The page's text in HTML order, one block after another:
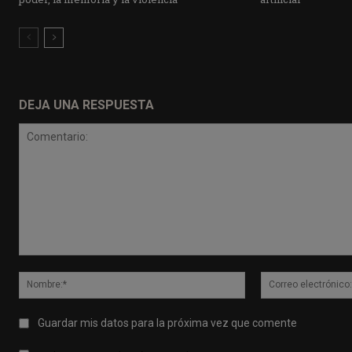
DEJA UNA RESPUESTA
Nombre:*
Guardar mis datos para la próxima vez que comente